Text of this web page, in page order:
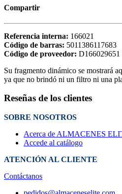
Compartir
Referencia interna: 166021
Código de barras: 5011386117683
Código de proveedor: D166029651
Su fragmento dinámico se mostrará
ya que no brindó ni un filtro ni una
Reseñas de los clientes
SOBRE NOSOTROS
Acerca de ALMACENES
Accede al catálogo
ATENCIÓN AL CLIENTE
Contáctanos